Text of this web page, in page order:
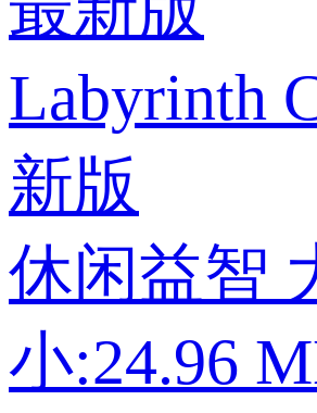
Labyrinth
新版
休闲益智
小:24.96